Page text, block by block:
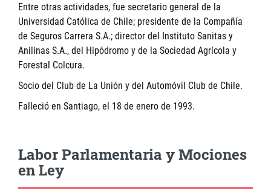
Entre otras actividades, fue secretario general de la
Universidad Católica de Chile; presidente de la Compañía
de Seguros Carrera S.A.; director del Instituto Sanitas y
Anilinas S.A., del Hipódromo y de la Sociedad Agrícola y
Forestal Colcura.
Socio del Club de La Unión y del Automóvil Club de Chile.
Falleció en Santiago, el 18 de enero de 1993.
Labor Parlamentaria y Mociones
en Ley